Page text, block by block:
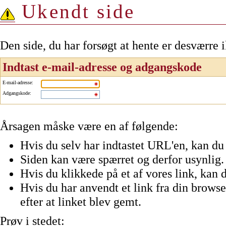
Ukendt side
Den side, du har forsøgt at hente er
Indtast e-mail-adresse og adgangskode
E-mail-adresse:
Adgangskode:
Årsagen måske være en af følgende:
Hvis du selv har indtastet URL'en, kan
Siden kan være spærret og derfor usynlig.
Hvis du klikkede på et af vores link, kan
Hvis du har anvendt et link fra din
efter at linket blev gemt.
Prøv i stedet: